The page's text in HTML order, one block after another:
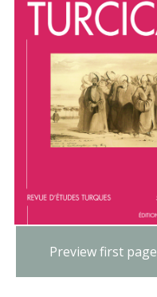
Preview first page